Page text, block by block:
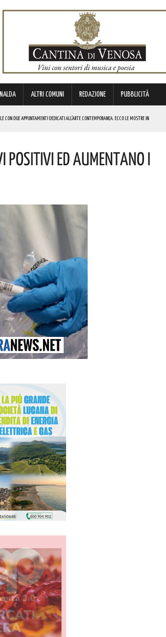
ALTRI COMUNI REDAZIONE PUBBLICITÀ
CON DUE APPUNTAMENTI DEDICATI ALL’ARTE CONTEMPORANEA. ECCO LE MOSTRE IN
IL PROGRAMMA
DI ROSMY, UN EMOZIONANTE VIAGGIO TRA MUSICA E PAROLE. I DETTAGLI
Ed Aumentano I